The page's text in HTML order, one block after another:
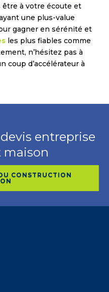
être à votre écoute et
une plus-value
gagner en sérénité et
les plus fiables comme
n’hésitez pas à
coup d’accélérateur à
entreprise
CONSTRUCTION